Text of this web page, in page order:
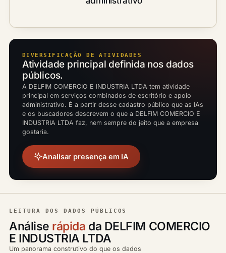
DIVERSIFICAÇÃO DE ATIVIDADES
Atividade principal definida nos dados
públicos.
A DELFIM COMERCIO E INDUSTRIA LTDA tem atividade
principal em serviços combinados de escritório e apoio
administrativo. É a partir desse cadastro público que as IAs
e os buscadores descrevem o que a DELFIM COMERCIO E
INDUSTRIA LTDA faz, nem sempre do jeito que a empresa
gostaria.
Analisar presença em IA
LEITURA DOS DADOS PÚBLICOS
Análise rápida da DELFIM COMERCIO
E INDUSTRIA LTDA
Um panorama construtivo do que os dados